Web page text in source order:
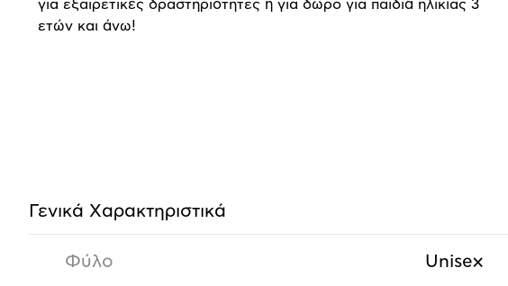
για εξαιρετικές δραστηριότητες ή για δώρο για παιδιά ηλικίας 3
ετών και άνω!
Γενικά Xαρακτηριστικά
Φύλο Unisex